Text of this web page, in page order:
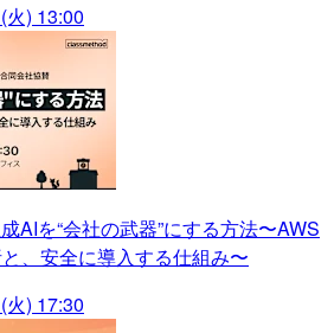
) 13:00
AIを“会社の武器”にする方法〜AWS
、安全に導入する仕組み〜
) 17:30